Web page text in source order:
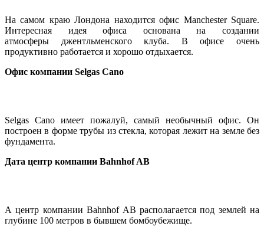
На самом краю Лондона находится офис Manchester Square.
Интересная идея офиса основана на создании
атмосферы джентльменского клуба. В офисе очень
продуктивно работается и хорошо отдыхается.
Офис компании Selgas Cano
Selgas Cano имеет пожалуй, самый необычный офис. Он
построен в форме трубы из стекла, которая лежит на земле без
фундамента.
Дата центр компании Bahnhof AB
А центр компании Bahnhof AB располагается под землей на
глубине 100 метров в бывшем бомбоубежище.